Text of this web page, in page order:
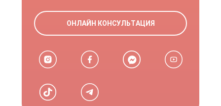
ОНЛАЙН КОНСУЛЬТАЦИЯ